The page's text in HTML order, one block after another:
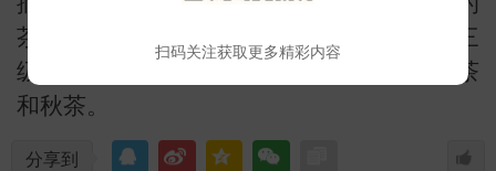
扫码关注获取更多精彩内容
茶叶，铁观音采摘周期漫长，春、夏、秋三
级可以采摘四批，分别是春茶、夏茶、暑茶
和秋茶。
分享到